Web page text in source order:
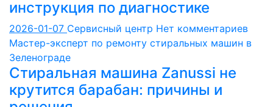
инструкция по диагностике
2026-01-07 Сервисный центр Нет комментариев
Мастер-эксперт по ремонту стиральных машин в
Зеленограде
Стиральная машина Zanussi не
крутится барабан: причины и